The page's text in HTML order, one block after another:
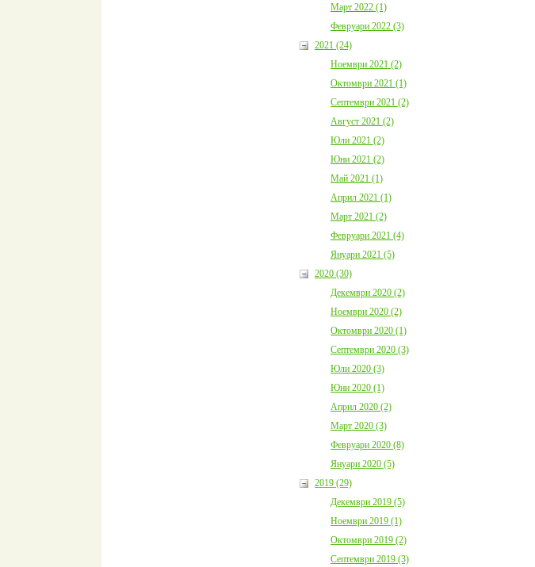
Март 2022 (1)
Февруари 2022 (3)
2021 (24)
Ноември 2021 (2)
Октомври 2021 (1)
Септември 2021 (2)
Август 2021 (2)
Юли 2021 (2)
Юни 2021 (2)
Май 2021 (1)
Април 2021 (1)
Март 2021 (2)
Февруари 2021 (4)
Януари 2021 (5)
2020 (30)
Декември 2020 (2)
Ноември 2020 (2)
Октомври 2020 (1)
Септември 2020 (3)
Юли 2020 (3)
Юни 2020 (1)
Април 2020 (2)
Март 2020 (3)
Февруари 2020 (8)
Януари 2020 (5)
2019 (29)
Декември 2019 (5)
Ноември 2019 (1)
Октомври 2019 (2)
Септември 2019 (3)